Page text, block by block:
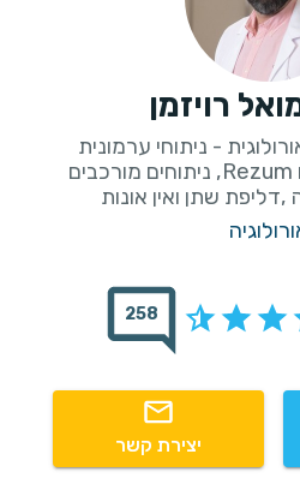
רויזמן
- ניתוחי ערמונית
מתקדמים HoLEP ו Rezum, ניתוחים מורכבים
,דליפת שתן ואין אונות
258
יצירת קשר